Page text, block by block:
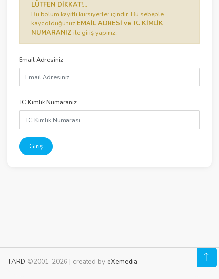
LÜTFEN DİKKAT!...
Bu bölüm kayıtlı kursiyerler içindir. Bu sebeple
kaydolduğunuz EMAİL ADRESİ ve TC KİMLİK
NUMARANIZ ile giriş yapınız.
Email Adresiniz
TC Kimlik Numaranız
Giriş
TARD ©2001-2026 | created by eXemedia